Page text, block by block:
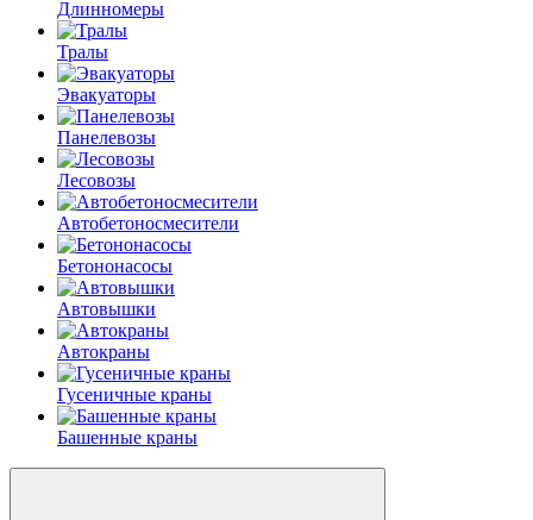
Длинномеры
Тралы
Эвакуаторы
Панелевозы
Лесовозы
Автобетоно­смесители
Бетононасосы
Автовышки
Автокраны
Гусеничные краны
Башенные краны